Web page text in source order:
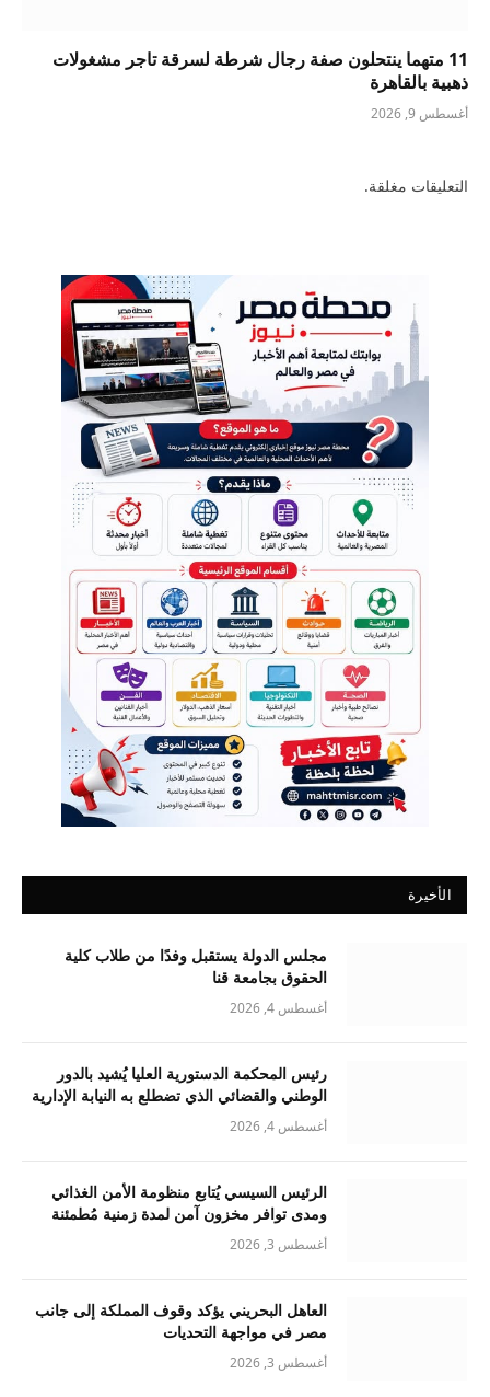
11 متهما ينتحلون صفة رجال شرطة لسرقة تاجر مشغولات
ذهبية بالقاهرة
أغسطس 9, 2026
التعليقات مغلقة.
الأخيرة
مجلس الدولة يستقبل وفدًا من طلاب كلية
الحقوق بجامعة قنا
أغسطس 4, 2026
رئيس المحكمة الدستورية العليا يُشيد بالدور
الوطني والقضائي الذي تضطلع به النيابة الإدارية
أغسطس 4, 2026
الرئيس السيسي يُتابع منظومة الأمن الغذائي
ومدى توافر مخزون آمن لمدة زمنية مُطمئنة
أغسطس 3, 2026
العاهل البحريني يؤكد وقوف المملكة إلى جانب
مصر في مواجهة التحديات
أغسطس 3, 2026